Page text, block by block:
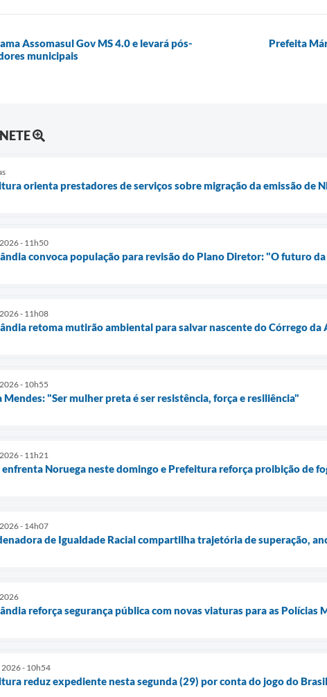
Assomasul Gov MS 4.0 e levará pós-
municipais
Prefeita
orienta prestadores de serviços sobre migração da emissão de
- 11h50
convoca população para revisão do Plano Diretor: "O futuro da
- 11h08
retoma mutirão ambiental para salvar nascente do Córrego da
- 10h55
Mendes: "Ser mulher preta é ser resistência, força e resiliência"
- 11h21
enfrenta Noruega neste domingo e Prefeitura reforça proibição de
- 14h07
de Igualdade Racial compartilha trajetória de superação,
reforça segurança pública com novas viaturas para as Polícias
2026 - 10h54
reduz expediente nesta segunda (29) por conta do jogo do